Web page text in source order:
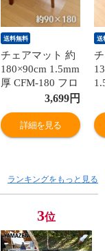
送料無料
チェアマット 約
180×90cm 1.5mm
厚 CFM-180 フロ
ーリング 床暖房
保護 キズ 傷 汚
れ 防止 シート
マット 保護マッ
ミングチェア 透
明 山善
料無料】
3,699円
詳細を見る
送
ランキングをもっと見る
3位